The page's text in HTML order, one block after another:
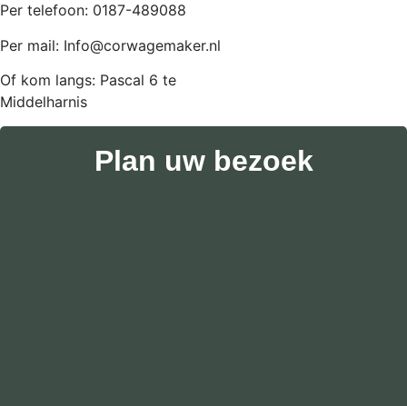
Per telefoon: 0187-489088
Per mail: Info@corwagemaker.nl
Of kom langs: Pascal 6 te
Middelharnis
Plan uw bezoek